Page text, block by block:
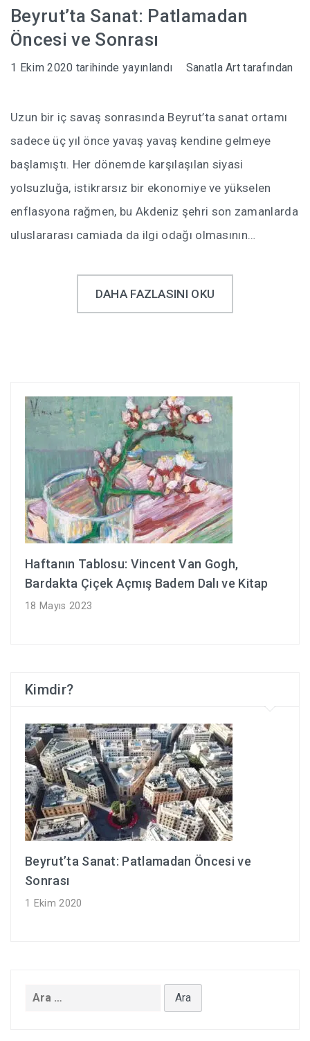
Beyrut’ta Sanat: Patlamadan
Öncesi ve Sonrası
1 Ekim 2020 tarihinde yayınlandı Sanatla Art tarafından
Uzun bir iç savaş sonrasında Beyrut’ta sanat ortamı
sadece üç yıl önce yavaş yavaş kendine gelmeye
başlamıştı. Her dönemde karşılaşılan siyasi
yolsuzluğa, istikrarsız bir ekonomiye ve yükselen
enflasyona rağmen, bu Akdeniz şehri son zamanlarda
uluslararası camiada da ilgi odağı olmasının…
DAHA FAZLASINI OKU
Haftanın Tablosu: Vincent Van Gogh,
Bardakta Çiçek Açmış Badem Dalı ve Kitap
18 Mayıs 2023
Kimdir?
Beyrut’ta Sanat: Patlamadan Öncesi ve
Sonrası
1 Ekim 2020
Arama: